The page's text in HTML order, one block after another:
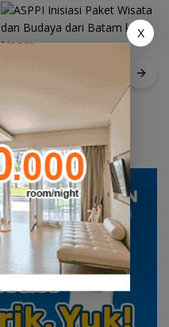
ASPPI Inisiasi Paket Wisata
dan Budaya dari Batam ke
X